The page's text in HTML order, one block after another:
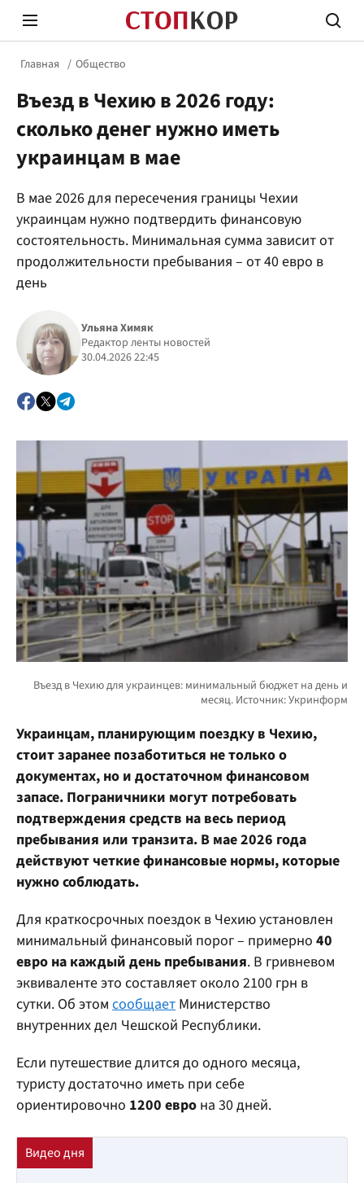
Политика
Главная Общество
Въезд в Чехию в 2026 году:
сколько денег нужно иметь
украинцам в мае
В мае 2026 для пересечения границы Чехии
украинцам нужно подтвердить финансовую
состоятельность. Минимальная сумма зависит от
продолжительности пребывания – от 40 евро в
день
Ульяна Химяк
Редактор ленты новостей
30.04.2026 22:45
Украинцам, планирующим поездку в Чехию,
стоит заранее позаботиться не только о
документах, но и достаточном финансовом
запасе. Пограничники могут потребовать
подтверждения средств на весь период
пребывания или транзита. В мае 2026 года
действуют четкие финансовые нормы, которые
нужно соблюдать.
Для краткосрочных поездок в Чехию установлен
минимальный финансовый порог – примерно 40
евро на каждый день пребывания. В гривневом
эквиваленте это составляет около 2100 грн в
сутки. Об этом сообщает Министерство
внутренних дел Чешской Республики.
Если путешествие длится до одного месяца,
туристу достаточно иметь при себе
ориентировочно 1200 евро на 30 дней.